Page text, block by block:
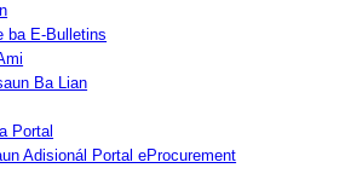
ba E-Bulletins
Ba Lian
Portal
Adisionál Portal eProcurement